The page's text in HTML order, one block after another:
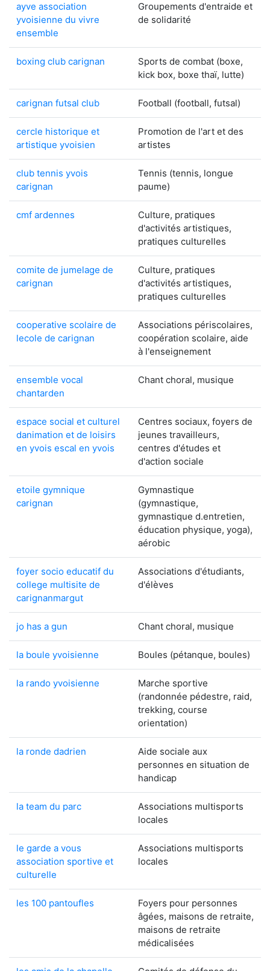
ayve association
yvoisienne du vivre
ensemble
Groupements d'entraide et
de solidarité
boxing club carignan
Sports de combat (boxe,
kick box, boxe thaï, lutte)
carignan futsal club Football (football, futsal)
cercle historique et
artistique yvoisien
Promotion de l'art et des
artistes
club tennis yvois
carignan
Tennis (tennis, longue
paume)
cmf ardennes
Culture, pratiques
d'activités artistiques,
pratiques culturelles
comite de jumelage de
carignan
Culture, pratiques
d'activités artistiques,
pratiques culturelles
cooperative scolaire de
lecole de carignan
Associations périscolaires,
coopération scolaire, aide
à l'enseignement
ensemble vocal
chantarden
Chant choral, musique
espace social et culturel
danimation et de loisirs
en yvois escal en yvois
Centres sociaux, foyers de
jeunes travailleurs,
centres d'études et
d'action sociale
etoile gymnique
carignan
Gymnastique
(gymnastique,
gymnastique d.entretien,
éducation physique, yoga),
aérobic
foyer socio educatif du
college multisite de
carignanmargut
Associations d'étudiants,
d'élèves
jo has a gun Chant choral, musique
la boule yvoisienne Boules (pétanque, boules)
la rando yvoisienne
Marche sportive
(randonnée pédestre, raid,
trekking, course
orientation)
la ronde dadrien
Aide sociale aux
personnes en situation de
handicap
la team du parc
Associations multisports
locales
le garde a vous
association sportive et
culturelle
Associations multisports
locales
les 100 pantoufles
Foyers pour personnes
âgées, maisons de retraite,
maisons de retraite
médicalisées